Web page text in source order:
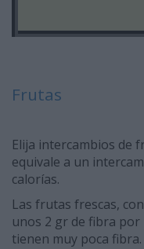
Frutas
Elija intercambios de
equivale a un
calorías.
Las frutas frescas,
unos 2 gr de fibra
tienen muy poca fibra.